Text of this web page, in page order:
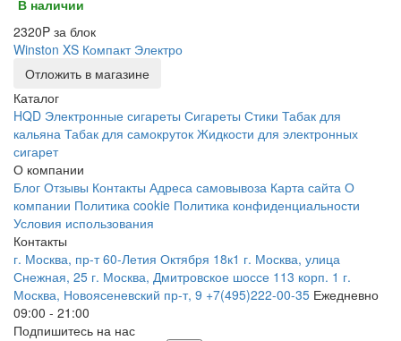
В наличии
2320P за блок
Winston XS Компакт Электро
Отложить в магазине
Каталог
HQD Электронные сигареты Сигареты Стики Табак для
кальяна Табак для самокруток Жидкости для электронных
сигарет
О компании
Блог Отзывы Контакты Адреса самовывоза Карта сайта О
компании Политика cookie Политика конфиденциальности
Условия использования
Контакты
г. Москва, пр-т 60-Летия Октября 18к1 г. Москва, улица
Снежная, 25 г. Москва, Дмитровское шоссе 113 корп. 1 г.
Москва, Новоясеневский пр-т, 9 +7(495)222-00-35 Ежедневно
09:00 - 21:00
Подпишитесь на нас